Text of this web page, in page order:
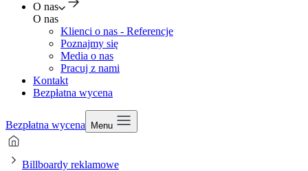
O nas
O nas
Klienci o nas - Referencje
Poznajmy się
Media o nas
Pracuj z nami
Kontakt
Bezpłatna wycena
Bezpłatna wycena Menu
Billboardy reklamowe